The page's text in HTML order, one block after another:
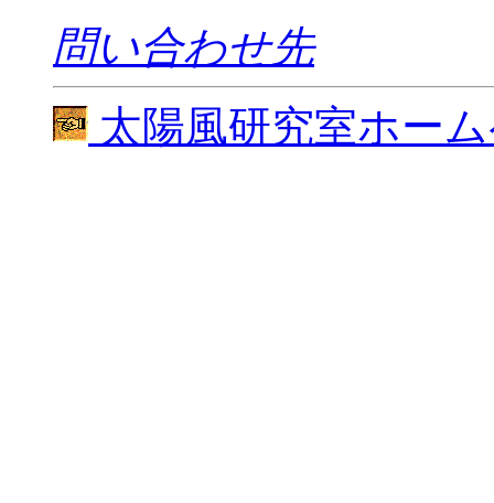
問い合わせ先
太陽風研究室ホー